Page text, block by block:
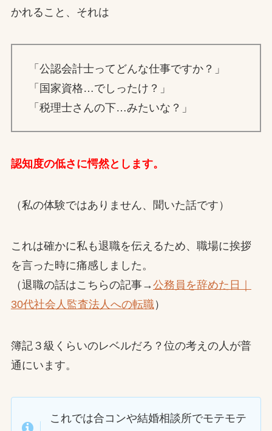
かれること、それは
「公認会計士ってどんな仕事ですか？」
「国家資格…でしったけ？」
「税理士さんの下…みたいな？」
認知度の低さに愕然とします。
（私の体験ではありません、聞いた話です）
これは確かに私も退職を伝えるため、職場に挨拶
を言った時に痛感しました。
（退職の話はこちらの記事→公務員を辞めた日｜
30代社会人監査法人への転職）
簿記３級くらいのレベルだろ？位の考えの人が普
通にいます。
これでは合コンや結婚相談所でモテモテ